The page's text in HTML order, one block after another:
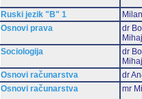
Ruski jezik "B" 1
Osnovi prava
dr
Sociologija
dr
Osnovi računarstva
dr
Osnovi računarstva mr